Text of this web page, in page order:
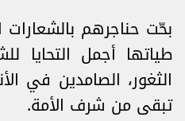
بحّت حناجرهم
طياتها أجمل التحايا
الثغور، الصامدين في
تبقى من شرف الأمة.